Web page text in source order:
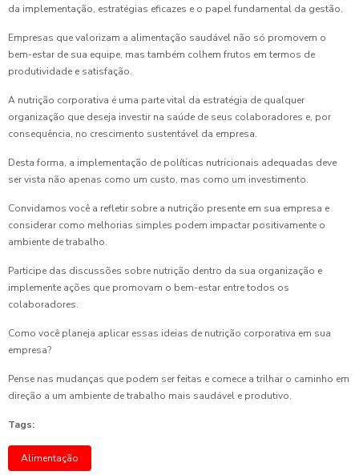
da implementação, estratégias eficazes e o papel fundamental da gestão.
Empresas que valorizam a alimentação saudável não só promovem o
bem-estar de sua equipe, mas também colhem frutos em termos de
produtividade e satisfação.
A nutrição corporativa é uma parte vital da estratégia de qualquer
organização que deseja investir na saúde de seus colaboradores e, por
consequência, no crescimento sustentável da empresa.
Desta forma, a implementação de políticas nutricionais adequadas deve
ser vista não apenas como um custo, mas como um investimento.
Convidamos você a refletir sobre a nutrição presente em sua empresa e
considerar como melhorias simples podem impactar positivamente o
ambiente de trabalho.
Participe das discussões sobre nutrição dentro da sua organização e
implemente ações que promovam o bem-estar entre todos os
colaboradores.
Como você planeja aplicar essas ideias de nutrição corporativa em sua
empresa?
Pense nas mudanças que podem ser feitas e comece a trilhar o caminho em
direção a um ambiente de trabalho mais saudável e produtivo.
Tags:
Alimentação